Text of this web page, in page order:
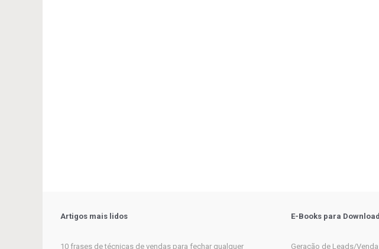
Artigos mais lidos
10 frases de técnicas de vendas para fechar qualquer
E-Books para Download
Geração de Leads/